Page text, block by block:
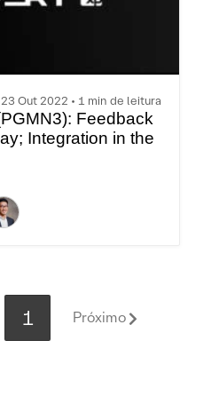
23 Out 2022 • 1 min de leitura
Feedback
Integration in the
1 Próximo